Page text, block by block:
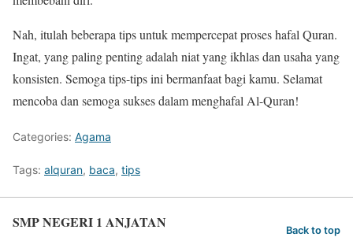
Nah, itulah beberapa tips untuk mempercepat proses hafal Quran.
Ingat, yang paling penting adalah niat yang ikhlas dan usaha yang
konsisten. Semoga tips-tips ini bermanfaat bagi kamu. Selamat
mencoba dan semoga sukses dalam menghafal Al-Quran!
Categories: Agama
Tags: alquran, baca, tips
SMP NEGERI 1 ANJATAN Back to top